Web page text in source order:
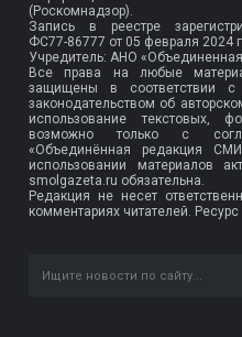
(Роскомнадзор).
Запись в реестре
ФС77-86777 от 05 февраля 2024 г.
Учредитель: АНО
Все права на любые
защищены в соответствии
законодательством об
использование текстовых,
возможно только с
«Объединённая редакция
использовании материалов
smolgazeta.ru обязательна.
Редакция не несет
комментариях читателей.